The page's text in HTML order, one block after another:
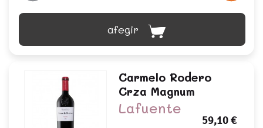
afegir
Carmelo Rodero
Crza Magnum
Lafuente
59,10 €